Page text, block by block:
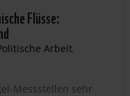
Flüsse:
Arbeit,
Messstellen sehr